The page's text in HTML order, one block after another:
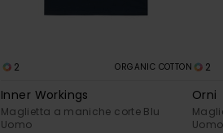
2 ORGANIC COTTON
Inner Workings
Maglietta a maniche corte Blu
Uomo
2
Orni
Uomo